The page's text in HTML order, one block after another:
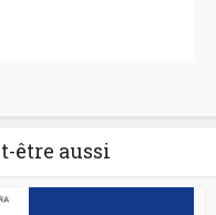
être aussi